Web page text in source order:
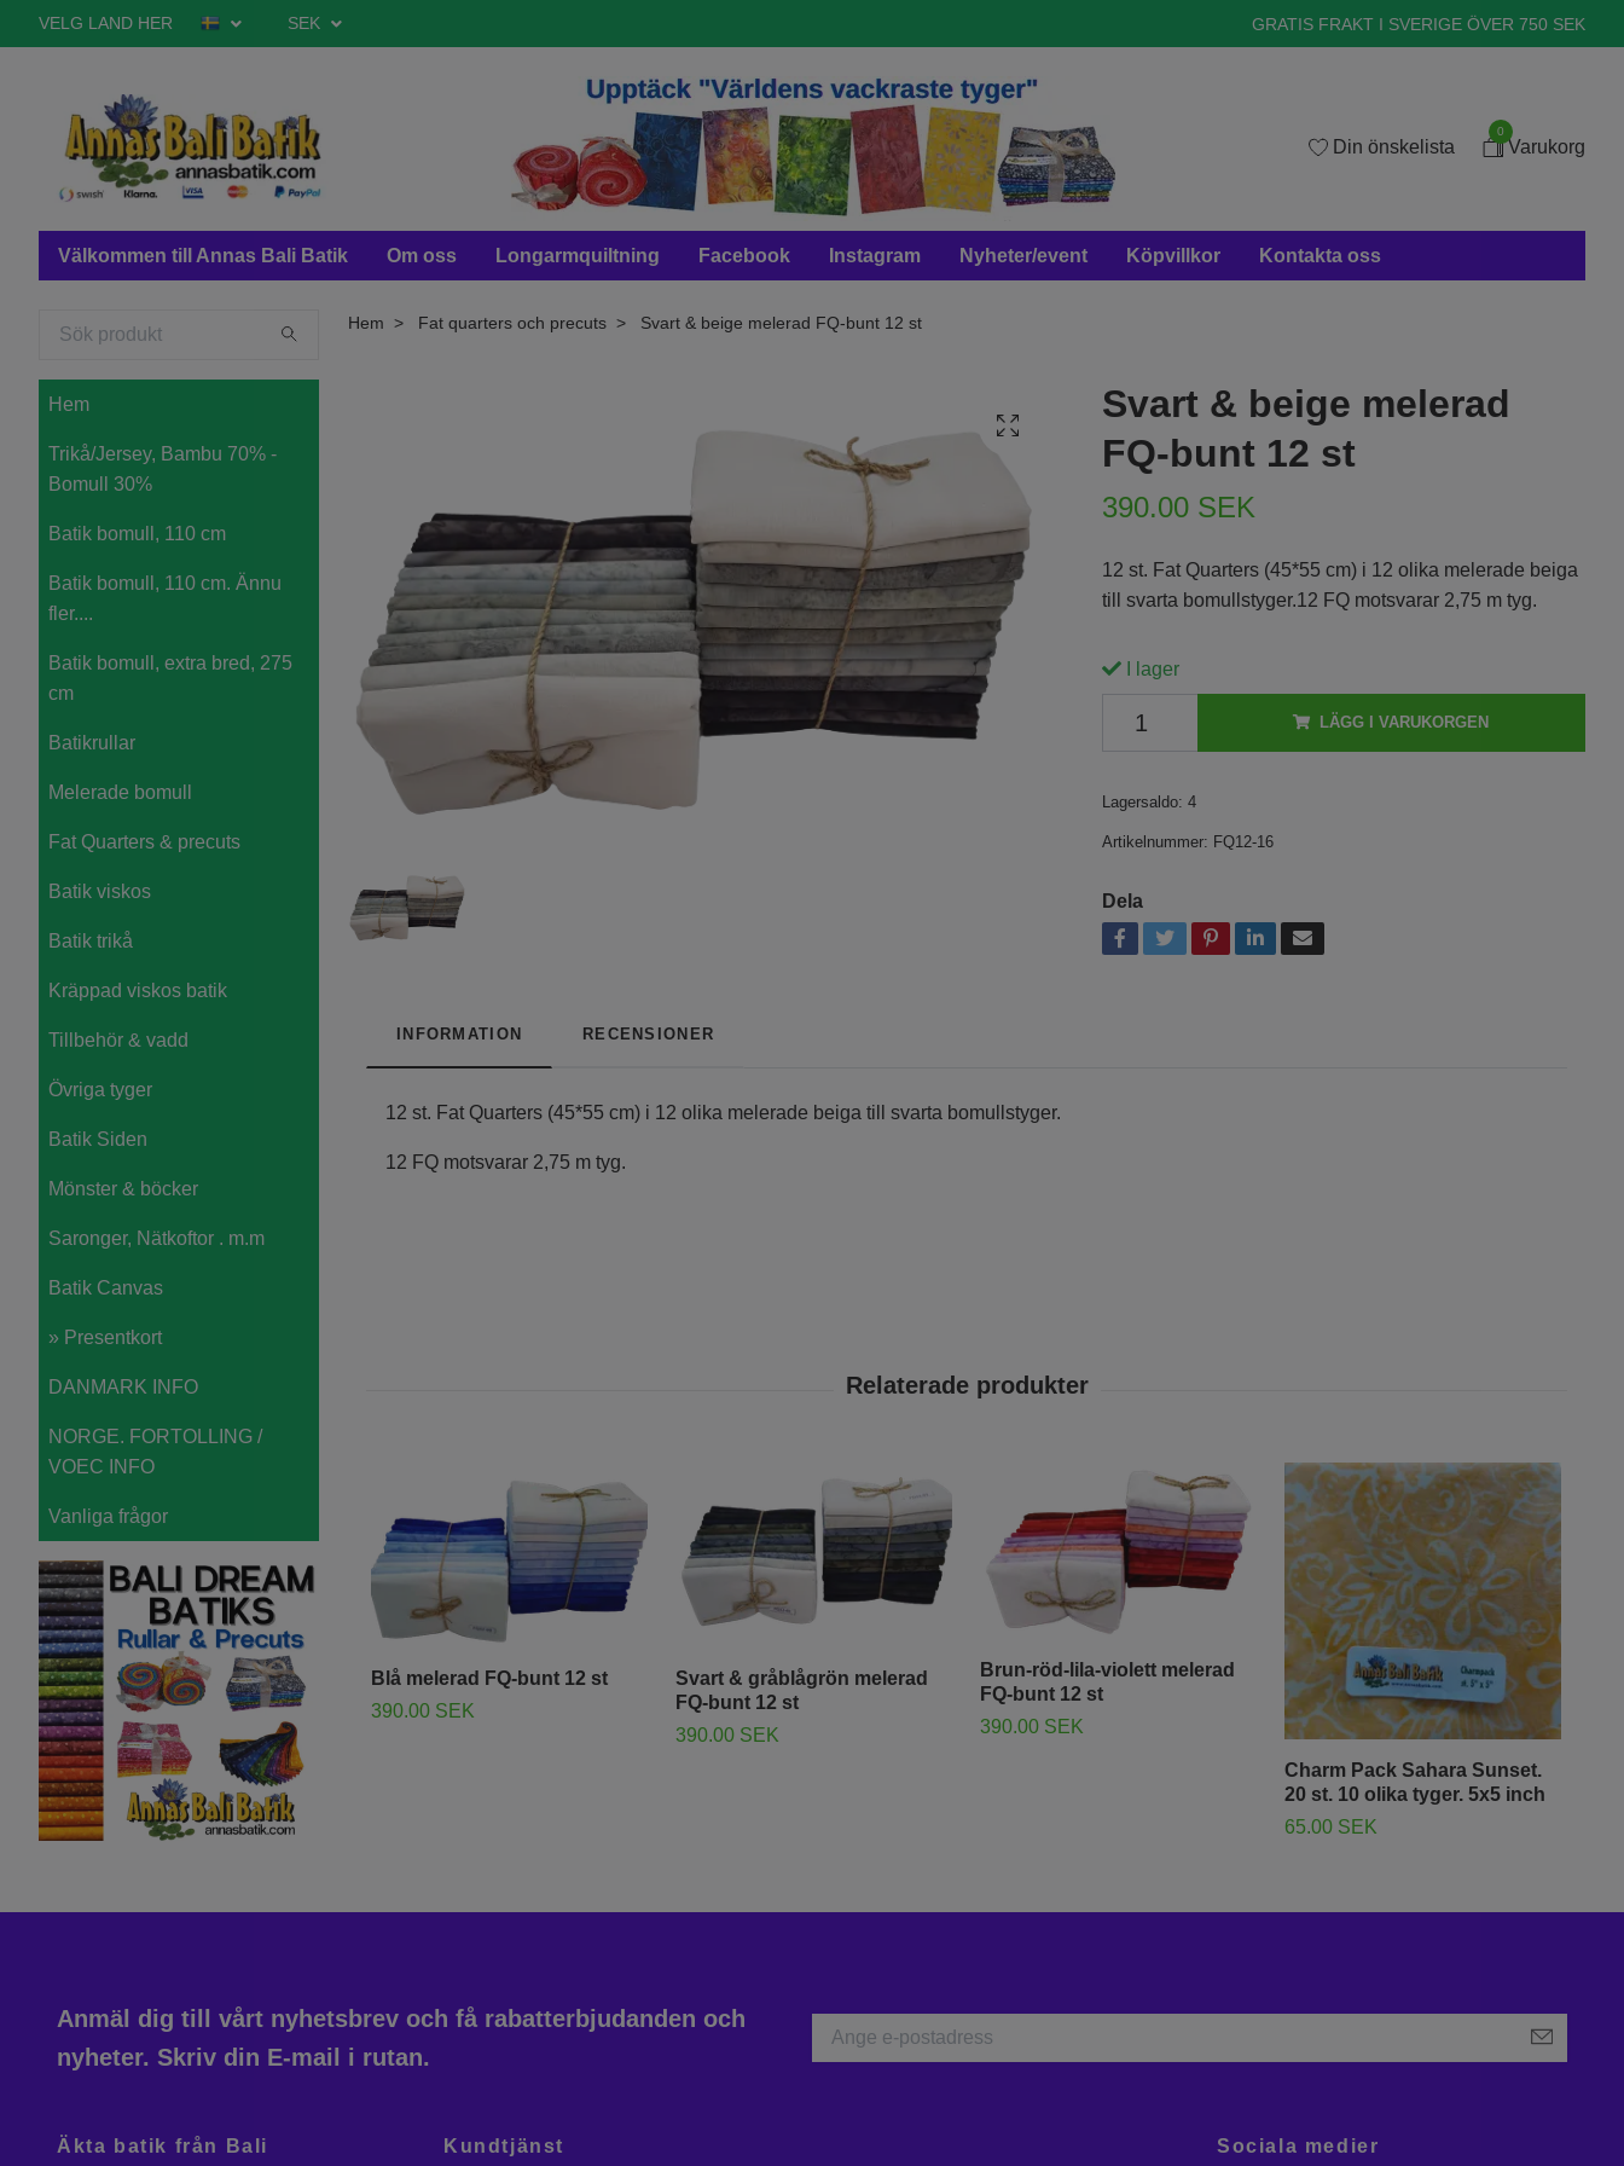
VELG LAND HER SEK GRATIS FRAKT I SVERIGE ÖVER 750 SEK
Din önskelista
0
Varukorg
Välkommen till Annas Bali Batik Om oss Longarmquiltning Facebook Instagram Nyheter/event Köpvillkor Kontakta oss
Hem
Trikå/Jersey, Bambu 70% -
Bomull 30%
Batik bomull, 110 cm
Batik bomull, 110 cm. Ännu
fler....
Batik bomull, extra bred, 275
cm
Batikrullar
Melerade bomull
Fat Quarters & precuts
Batik viskos
Batik trikå
Kräppad viskos batik
Tillbehör & vadd
Övriga tyger
Batik Siden
Mönster & böcker
Saronger, Nätkoftor . m.m
Batik Canvas
» Presentkort
DANMARK INFO
NORGE. FORTOLLING /
VOEC INFO
Vanliga frågor
Hem Fat quarters och precuts Svart & beige melerad FQ-bunt 12 st
Svart & beige melerad
FQ-bunt 12 st
390.00 SEK
12 st. Fat Quarters (45*55 cm) i 12 olika melerade beiga
till svarta bomullstyger.12 FQ motsvarar 2,75 m tyg.
I lager
LÄGG I VARUKORGEN
Lagersaldo: 4
Artikelnummer: FQ12-16
Dela
INFORMATION RECENSIONER
12 st. Fat Quarters (45*55 cm) i 12 olika melerade beiga till svarta bomullstyger.
12 FQ motsvarar 2,75 m tyg.
Blå melerad FQ-bunt 12 st
390.00 SEK
Svart & gråblågrön melerad
FQ-bunt 12 st
390.00 SEK
Brun-röd-lila-violett melerad
FQ-bunt 12 st
390.00 SEK
Charm Pack Sahara Sunset.
20 st. 10 olika tyger. 5x5 inch
65.00 SEK
Anmäl dig till vårt nyhetsbrev och få rabatterbjudanden och
nyheter. Skriv din E-mail i rutan.
Äkta batik från Bali Kundtjänst Sociala medier